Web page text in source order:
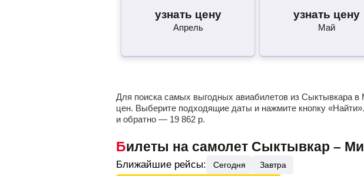
узнать цену
Апрель
узнать цену
Май
Для поиска самых выгодных авиабилетов из Сыктывкара в
цен. Выберите подходящие даты и нажмите кнопку
и обратно — 19 862 р.
Билеты на самолет Сыктывкар –
Ближайшие рейсы: Сегодня Завтра